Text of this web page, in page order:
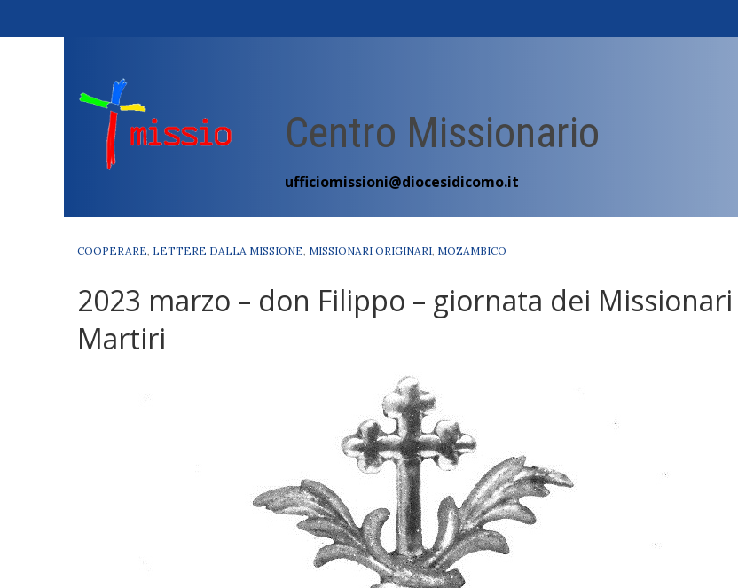
Centro Missionario
ufficiomissioni@diocesidicomo.it
COOPERARE, LETTERE DALLA MISSIONE, MISSIONARI ORIGINARI, MOZAMBICO
2023 marzo – don Filippo – giornata dei Missionari
Martiri